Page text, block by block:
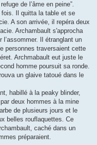
de l’âme en peine”.
Il quitta la table et se
A son arrivée, il repéra deux
Archambault s'approcha
l’assommer. Il étranglant un
personnes traversaient cette
Archmabault eut juste le
homme poursuit sa ronde.
un glaive tatoué dans le
habillé à la peaky blinder,
deux hommes à la mine
de plusieurs jours et le
belles rouflaquettes. Ce
caché dans un
préparaient.